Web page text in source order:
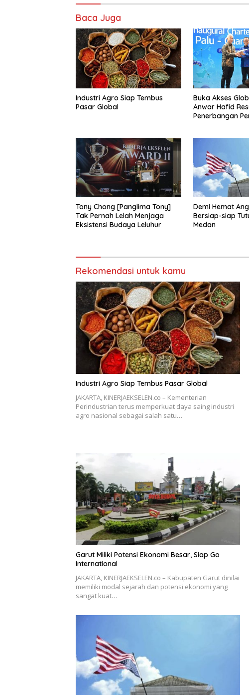
Baca Juga
Industri Agro Siap Tembus
Pasar Global
Buka Akses
Anwar Hafid
Penerbangan
Tony Chong [Panglima Tony]
Tak Pernah Lelah Menjaga
Eksistensi Budaya Leluhur
Demi Hemat
Bersiap-siap
Medan
Rekomendasi untuk kamu
Industri Agro Siap Tembus Pasar Global
JAKARTA, KINERJAEKSELEN.co – Kementerian
Perindustrian terus memperkuat daya saing industri
agro nasional sebagai salah satu…
Garut Miliki Potensi Ekonomi Besar, Siap Go
International
JAKARTA, KINERJAEKSELEN.co – Kabupaten Garut dinilai
memiliki modal sejarah dan potensi ekonomi yang
sangat kuat…